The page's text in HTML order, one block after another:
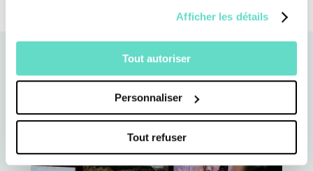
Afficher les détails
Tout autoriser
Personnaliser
Tout refuser